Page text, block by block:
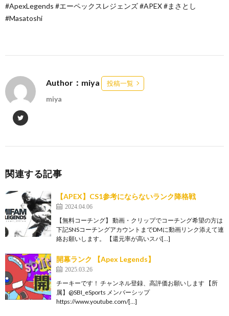
#ApexLegends #エーペックスレジェンズ #APEX #まさとし
#Masatoshi
Author：miya 投稿一覧
miya
関連する記事
【APEX】CS1参考にならないランク降格戦
2024.04.06
【無料コーチング】 動画・クリップでコーチング希望の方は
下記SNSコーチングアカウントまでDMに動画リンク添えて連
絡お願いします。 【還元率が高いスパ[…]
開幕ランク 【Apex Legends】
2025.03.26
チーキーです！ チャンネル登録、高評価お願いします 【所
属】@SBI_eSports メンバーシップ
https://www.youtube.com/[…]